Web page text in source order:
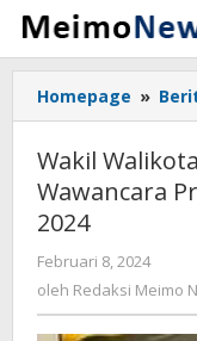
Lewati
konten
Homepage »
Wakil
Wawancara
2024
Februari 8, 2024
oleh Redaksi Meimo